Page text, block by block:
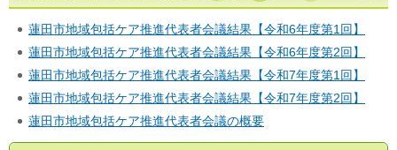
蓮田市地域包括ケア推進代表者会議結果【令和6年度第1回】
蓮田市地域包括ケア推進代表者会議結果【令和6年度第2回】
蓮田市地域包括ケア推進代表者会議結果【令和7年度第1回】
蓮田市地域包括ケア推進代表者会議結果【令和7年度第2回】
蓮田市地域包括ケア推進代表者会議の概要